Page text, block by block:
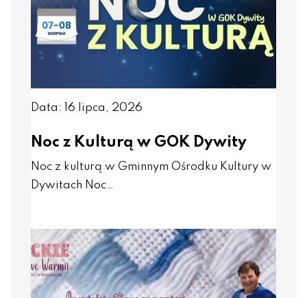
Data: 16 lipca, 2026
Noc z Kulturą w GOK Dywity
Noc z kulturą w Gminnym Ośrodku Kultury w
Dywitach Noc…